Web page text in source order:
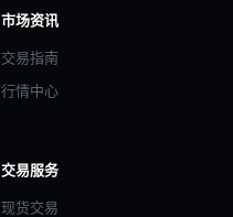
市场资讯
交易指南
行情中心
交易服务
现货交易